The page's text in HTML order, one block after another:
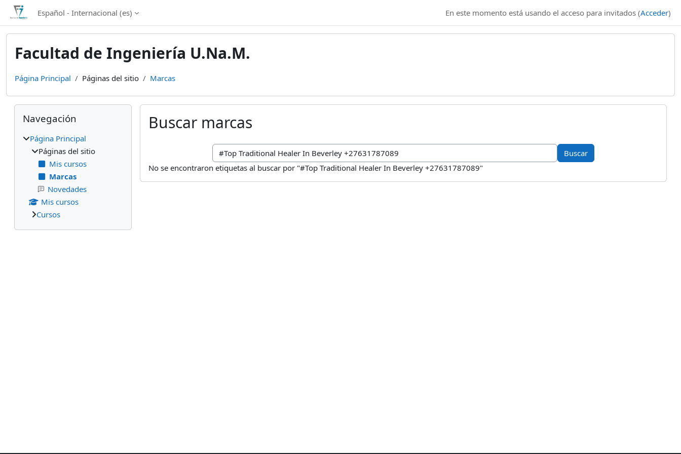
Salta al contenido principal
Español - Internacional ‎(es)‎ En este momento está usando el acceso para invitados (Acceder)
Facultad de Ingeniería U.Na.M.
Página Principal Páginas del sitio Marcas
Buscar marcas
Buscar marcas
No se encontraron etiquetas al buscar por "#Top Traditional Healer In Beverley +27631787089"
Bloques
Salta Navegación
Navegación
Página Principal
Páginas del sitio
Mis cursos
Marcas
Novedades
Mis cursos
Cursos